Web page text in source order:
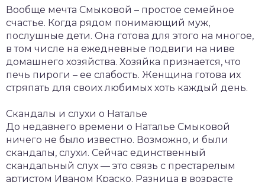
Вообще мечта Смыковой – простое семейное
счастье. Когда рядом понимающий муж,
послушные дети. Она готова для этого на многое,
в том числе на ежедневные подвиги на ниве
домашнего хозяйства. Хозяйка признается, что
печь пироги – ее слабость. Женщина готова их
стряпать для своих любимых хоть каждый день.
Скандалы и слухи о Наталье
До недавнего времени о Наталье Смыковой
ничего не было известно. Возможно, и были
скандалы, слухи. Сейчас единственный
скандальный слух — это связь с престарелым
артистом Иваном Краско. Разница в возрасте